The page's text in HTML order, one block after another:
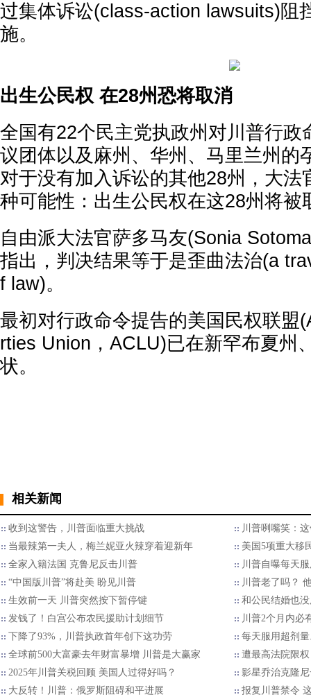
过集体诉讼(class-action lawsuits)阻
施。
出生公民权 在28州恐将取消
全国有22个民主党执政州对川普行政
议团体以及麻州、华州、马里兰州的
对于没有加入诉讼的其他28州，大法
种可能性：出生公民权在这28州将被
自由派大法官萨多马友(Sonia
指出，判决结果等于是歪曲法治(a
f law)。
最初对行政命令提告的美国民权联盟
rties Union，ACLU)已在新罕布夏州
状。
相关新闻
收到这警告，川普面临重大挑战
川普咧嘴笑：
当最辣第一夫人，梅兰妮亚火辣穿着迎新年
美国5项重大移
全家入籍法国 克鲁尼反击川普
川普自曝每天
“中国版川普”将赴美 盼见川普
川普老了吗？
生效前一天 川普突然按下暂停键
和公民结婚也
发钱了！白宫公布农民援助计划细节
川普2个月内必
下降了93%，川普执政首年创下这功劳
每天服用超剂
全球前500大富豪去年财富暴增 川普是大赢家
遭最高法院限
2025年川普关税回顾 美国人过得好吗？
影星乔治克隆
大反转！川普：俄罗斯阻碍和平进展
报复川普禁令